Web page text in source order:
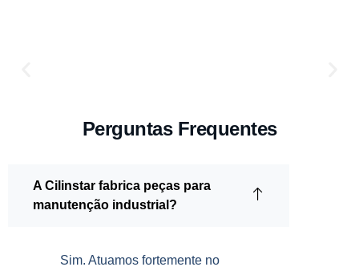
Perguntas Frequentes
A Cilinstar fabrica peças para
manutenção industrial?
Sim. Atuamos fortemente no